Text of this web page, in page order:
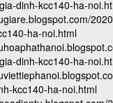
dinh-kcc140-ha-
ha-noi.html
dinh-kcc140-ha-
kcc140-ha-noi.html